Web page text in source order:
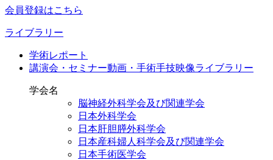
会員登録はこちら
ライブラリー
学術レポート
講演会・セミナー動画・手術手技映像ライブラリー
学会名
脳神経外科学会及び関連学会
日本外科学会
日本肝胆膵外科学会
日本産科婦人科学会及び関連学会
日本手術医学会